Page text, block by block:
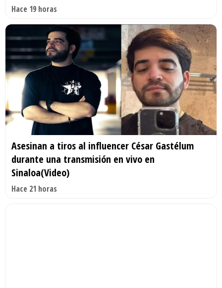
Hace 19 horas
Asesinan a tiros al influencer César Gastélum
durante una transmisión en vivo en
Sinaloa(Video)
Hace 21 horas